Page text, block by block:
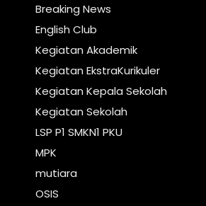
Breaking News
English Club
Kegiatan Akademik
Kegiatan EkstraKurikuler
Kegiatan Kepala Sekolah
Kegiatan Sekolah
LSP P1 SMKN1 PKU
MPK
mutiara
OSIS